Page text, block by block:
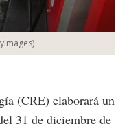
)
(CRE) elaborará un
31 de diciembre de